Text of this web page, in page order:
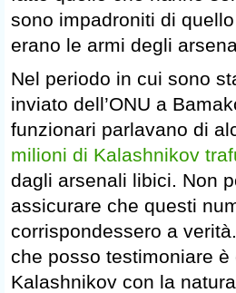
sono impadroniti di
erano le armi degli
Nel periodo in cui sono
inviato dell’ONU a
funzionari parlavano di
milioni di Kalashnikov
dagli arsenali libici. Non
assicurare che questi
corrispondessero a
che posso testimoniare
Kalashnikov con la